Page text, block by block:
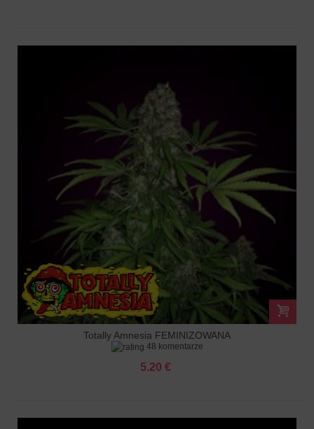
Totally Amnesia FEMINIZOWANA
48 komentarze
5.20 €